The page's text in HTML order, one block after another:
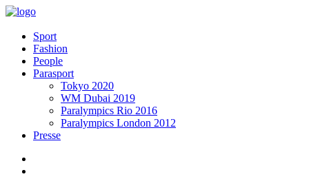
Sport
Fashion
People
Parasport
Tokyo 2020
WM Dubai 2019
Paralympics Rio 2016
Paralympics London 2012
Presse